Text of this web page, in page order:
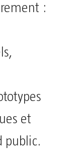
:
et
public.